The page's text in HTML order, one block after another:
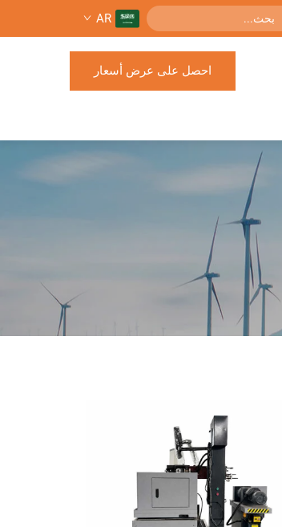
AR
احصل على عرض أسعار